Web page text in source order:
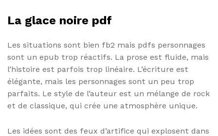
La glace noire pdf
Les situations sont bien fb2 mais pdfs personnages
sont un epub trop réactifs. La prose est fluide, mais
l’histoire est parfois trop linéaire. L’écriture est
élégante, mais les personnages sont un peu trop
parfaits. Le style de l’auteur est un mélange de rock
et de classique, qui crée une atmosphère unique.
Les idées sont des feux d’artifice qui explosent dans